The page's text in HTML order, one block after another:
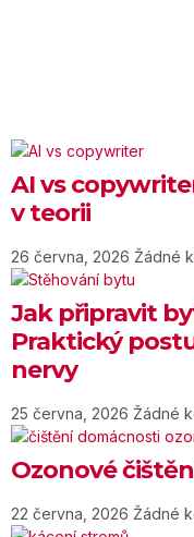
AI vs
v teorii
26 června, 2026 Žádné
Jak připravit
Praktický
nervy
25 června, 2026 Žádné
Ozonové
22 června, 2026 Žádné